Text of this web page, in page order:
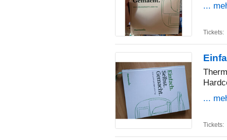
...
Tickets:
...
Tickets: